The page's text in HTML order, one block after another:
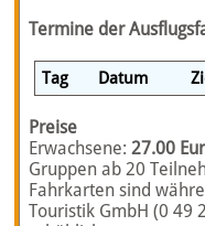
Termine der
Tag Datum
Preise
Erwachsene:27.00
Gruppen ab 20
Fahrkarten sind
Touristik GmbH (0 49